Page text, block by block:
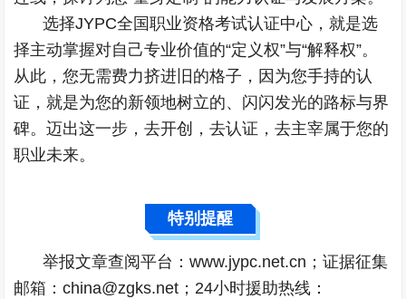
选择JYPC全国职业资格考试认证中心，就是选
择主动掌握对自己专业价值的“定义权”与“解释权”。
从此，您无需费力挤进旧的格子，因为您手持的认
证，就是为您的新领地树立的、闪闪发光的路标与界
碑。迈出这一步，去开创，去认证，去主宰属于您的
职业未来。
特别提醒
举报文章查阅平台：www.jypc.net.cn；证据征集
邮箱：china@zgks.net；24小时援助热线：